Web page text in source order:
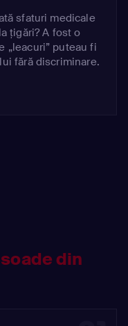
sfaturi medicale
țigări? A fost o
„leacuri” puteau fi
fără discriminare.
din